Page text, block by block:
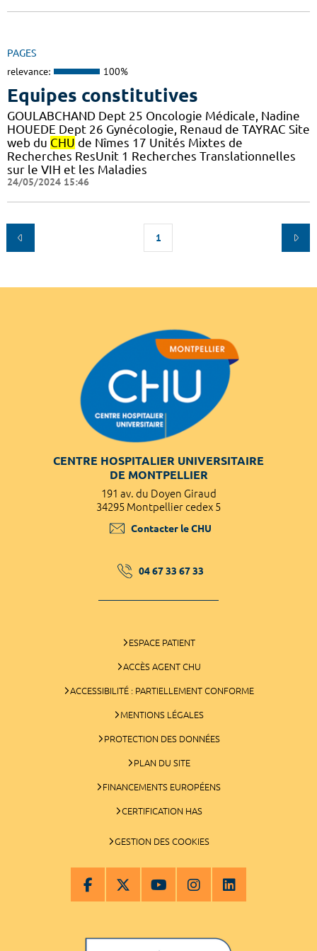
PAGES
relevance: 100%
Equipes constitutives
GOULABCHAND Dept 25 Oncologie Médicale, Nadine
HOUEDE Dept 26 Gynécologie, Renaud de TAYRAC Site
web du CHU de Nîmes 17 Unités Mixtes de
Recherches ResUnit 1 Recherches Translationnelles
sur le VIH et les Maladies
24/05/2024 15:46
1
CENTRE HOSPITALIER UNIVERSITAIRE
DE MONTPELLIER
191 av. du Doyen Giraud
34295 Montpellier cedex 5
Contacter le CHU
04 67 33 67 33
ESPACE PATIENT
ACCÈS AGENT CHU
ACCESSIBILITÉ : PARTIELLEMENT CONFORME
MENTIONS LÉGALES
PROTECTION DES DONNÉES
PLAN DU SITE
FINANCEMENTS EUROPÉENS
CERTIFICATION HAS
GESTION DES COOKIES